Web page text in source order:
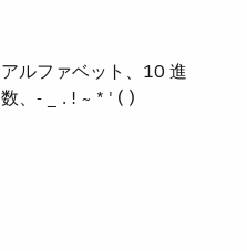
アルファベット、10 進
数、- _ . ! ~ * ' ( )